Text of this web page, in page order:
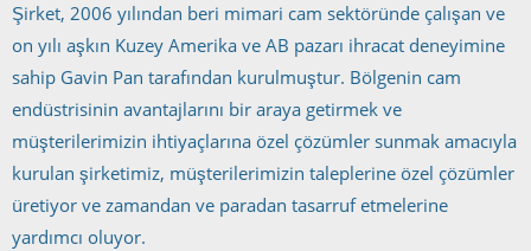
Şirket, 2006 yılından beri mimari cam sektöründe çalışan ve
on yılı aşkın Kuzey Amerika ve AB pazarı ihracat deneyimine
sahip Gavin Pan tarafından kurulmuştur. Bölgenin cam
endüstrisinin avantajlarını bir araya getirmek ve
müşterilerimizin ihtiyaçlarına özel çözümler sunmak amacıyla
kurulan şirketimiz, müşterilerimizin taleplerine özel çözümler
üretiyor ve zamandan ve paradan tasarruf etmelerine
yardımcı oluyor.